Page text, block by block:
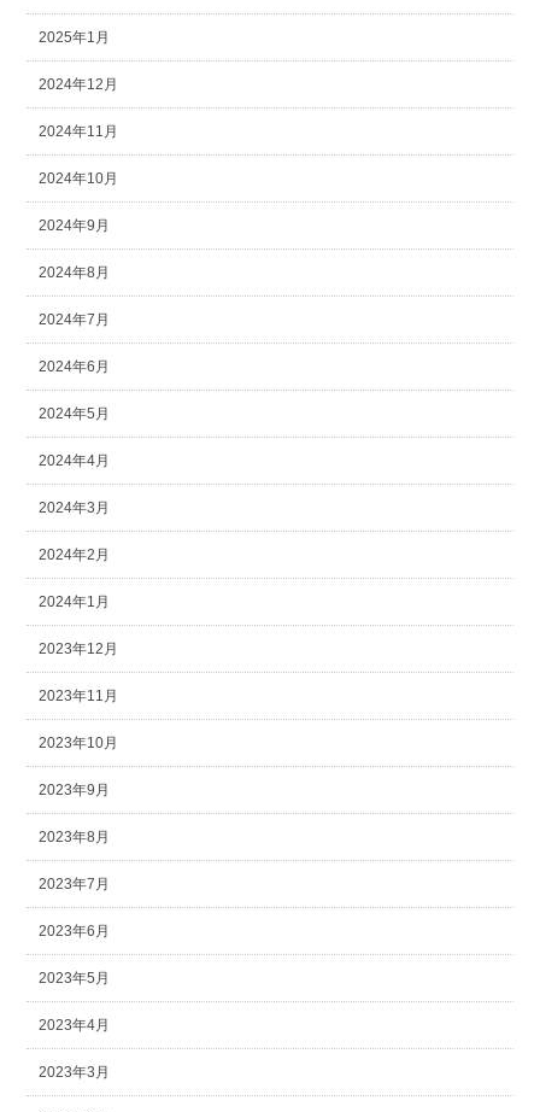
2025年1月
2024年12月
2024年11月
2024年10月
2024年9月
2024年8月
2024年7月
2024年6月
2024年5月
2024年4月
2024年3月
2024年2月
2024年1月
2023年12月
2023年11月
2023年10月
2023年9月
2023年8月
2023年7月
2023年6月
2023年5月
2023年4月
2023年3月